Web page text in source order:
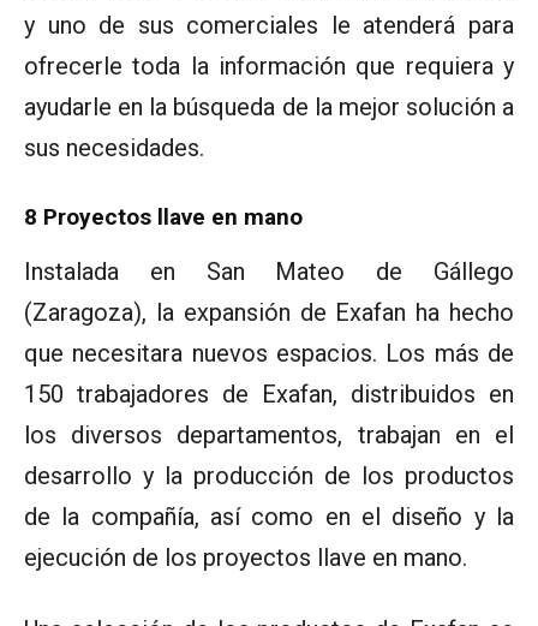
y uno de sus comerciales le atenderá para
ofrecerle toda la información que requiera y
ayudarle en la búsqueda de la mejor solución a
sus necesidades.
8 Proyectos llave en mano
Instalada en San Mateo de Gállego
(Zaragoza), la expansión de Exafan ha hecho
que necesitara nuevos espacios. Los más de
150 trabajadores de Exafan, distribuidos en
los diversos departamentos, trabajan en el
desarrollo y la producción de los productos
de la compañía, así como en el diseño y la
ejecución de los proyectos llave en mano.